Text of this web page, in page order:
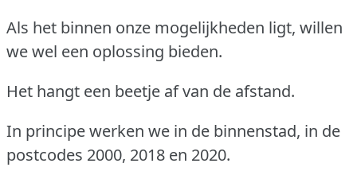
Als het binnen onze mogelijkheden ligt, willen
we wel een oplossing bieden.
Het hangt een beetje af van de afstand.
In principe werken we in de binnenstad, in de
postcodes 2000, 2018 en 2020.